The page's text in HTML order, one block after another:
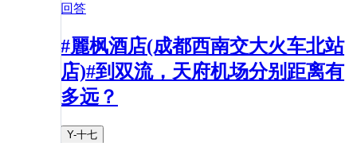
回答
#麗枫酒店(成都西南交大火车北站
店)#到双流，天府机场分别距离有
多远？
Y-十七